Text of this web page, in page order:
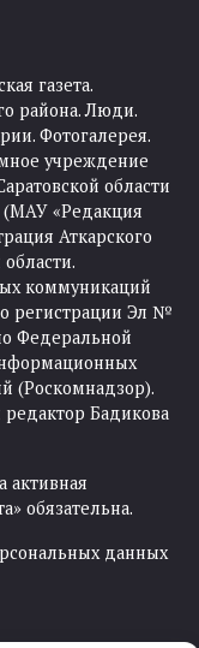
газета.
района. Люди.
Фотогалерея.
учреждение
области
(МАУ «Редакция
Аткарского
коммуникаций
о регистрации Эл №
Федеральной
(Роскомнадзор).
Бадикова
активная
обязательна.
данных